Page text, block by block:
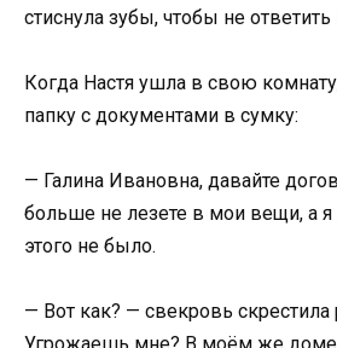
стиснула зубы, чтобы не
Когда Настя ушла в свою
папку с документами в сумку:
— Галина Ивановна, давайте
больше не лезете в мои вещи, а
этого не было.
— Вот как? — свекровь скрестила